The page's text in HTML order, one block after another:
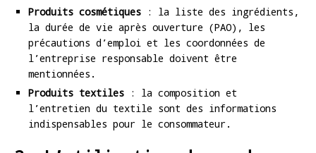
Produits cosmétiques : la liste des ingrédients,
la durée de vie après ouverture (PAO), les
précautions d’emploi et les coordonnées de
l’entreprise responsable doivent être
mentionnées.
Produits textiles : la composition et
l’entretien du textile sont des informations
indispensables pour le consommateur.